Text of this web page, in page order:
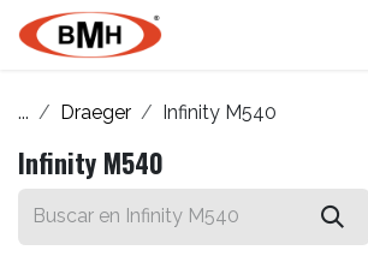
Ir al contenido
... Draeger Infinity M540
Infinity M540